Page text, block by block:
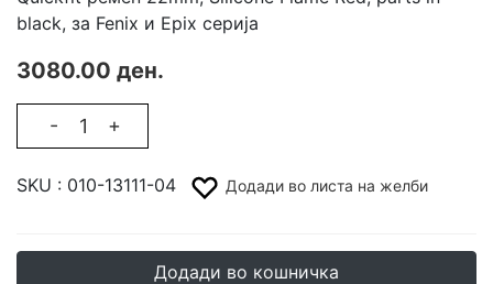
black, за Fenix и Epix серија
3080.00 ден.
- +
SKU : 010-13111-04 Додади во листа на желби
Додади во кошничка